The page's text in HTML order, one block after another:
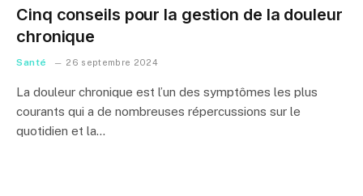
Cinq conseils pour la gestion de la douleur
chronique
Santé 26 septembre 2024
La douleur chronique est l’un des symptômes les plus
courants qui a de nombreuses répercussions sur le
quotidien et la…